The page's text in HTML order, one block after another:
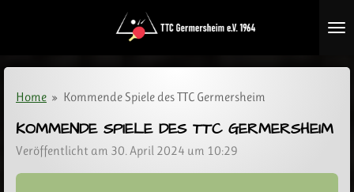
Home » Kommende Spiele des TTC Germersheim
KOMMENDE SPIELE DES TTC GERMERSHEIM
Veröffentlicht am 30. April 2024 um 10:29